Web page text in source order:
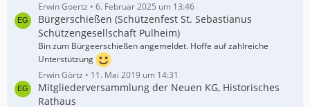
Erwin Goertz
6. Februar 2025 um 13:46
Bürgerschießen (Schützenfest St. Sebastianus
Schützengesellschaft Pulheim)
Bin zum Bürgeerschießen angemeldet. Hoffe auf zahlreiche
Unterstützung
Erwin Görtz
11. Mai 2019 um 14:31
Mitgliederversammlung der Neuen KG, Historisches
Rathaus